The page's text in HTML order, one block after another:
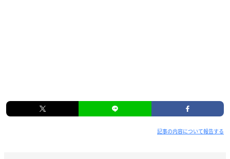
記事の内容について報告する